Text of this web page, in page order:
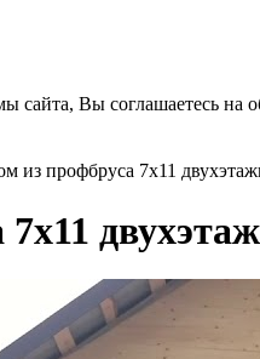
Вы соглашаетесь на
из профбруса 7х11
7х11